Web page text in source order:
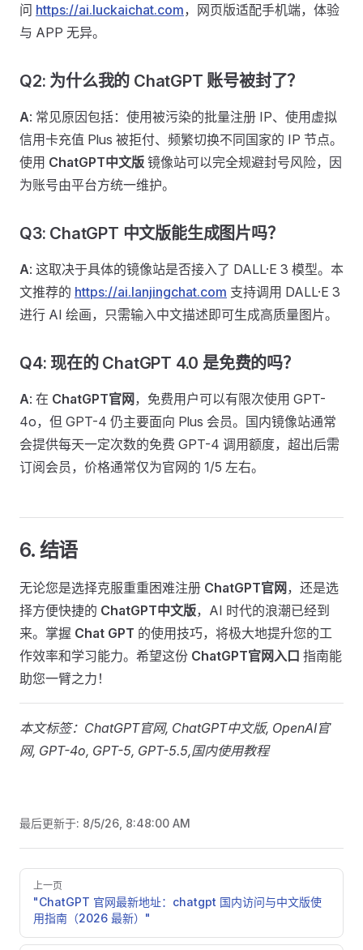
问 https://ai.luckaichat.com，网页版适配手机端，体验
与 APP 无异。
Q2: 为什么我的 ChatGPT 账号被封了？
A: 常见原因包括：使用被污染的批量注册 IP、使用虚拟
信用卡充值 Plus 被拒付、频繁切换不同国家的 IP 节点。
使用 ChatGPT中文版 镜像站可以完全规避封号风险，因
为账号由平台方统一维护。
Q3: ChatGPT 中文版能生成图片吗？
A: 这取决于具体的镜像站是否接入了 DALL·E 3 模型。本
文推荐的 https://ai.lanjingchat.com 支持调用 DALL·E 3
进行 AI 绘画，只需输入中文描述即可生成高质量图片。
Q4: 现在的 ChatGPT 4.0 是免费的吗？
A: 在 ChatGPT官网 ，免费用户可以有限次使用 GPT-
4o，但 GPT-4 仍主要面向 Plus 会员。国内镜像站通常
会提供每天一定次数的免费 GPT-4 调用额度，超出后需
订阅会员，价格通常仅为官网的 1/5 左右。
6. 结语
无论您是选择克服重重困难注册 ChatGPT官网 ，还是选
择方便快捷的 ChatGPT中文版，AI 时代的浪潮已经到
来。掌握 Chat GPT 的使用技巧，将极大地提升您的工
作效率和学习能力。希望这份 ChatGPT官网入口 指南能
助您一臂之力！
本文标签：ChatGPT官网, ChatGPT中文版, OpenAI官
网, GPT-4o, GPT-5, GPT-5.5,国内使用教程
最后更新于: 8/5/26, 8:48:00 AM
Pager
上一页
"ChatGPT 官网最新地址：chatgpt 国内访问与中文版使
用指南（2026 最新）"